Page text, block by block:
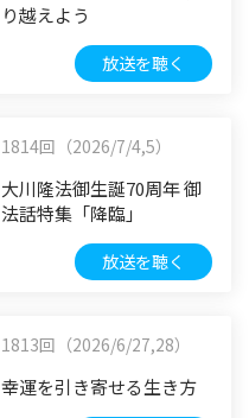
り越えよう
放送を聴く
1814回（2026/7/4,5）
大川隆法御生誕70周年 御
法話特集「降臨」
放送を聴く
1813回（2026/6/27,28）
幸運を引き寄せる生き方